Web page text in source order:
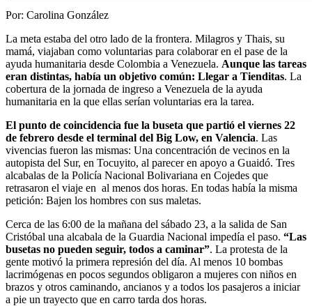
Por: Carolina González
La meta estaba del otro lado de la frontera. Milagros y Thais, su
mamá, viajaban como voluntarias para colaborar en el pase de la
ayuda humanitaria desde Colombia a Venezuela. Aunque las tareas
eran distintas, había un objetivo común: Llegar a Tienditas. La
cobertura de la jornada de ingreso a Venezuela de la ayuda
humanitaria en la que ellas serían voluntarias era la tarea.
El punto de coincidencia fue la buseta que partió el viernes 22
de febrero desde el terminal del Big Low, en Valencia. Las
vivencias fueron las mismas: Una concentración de vecinos en la
autopista del Sur, en Tocuyito, al parecer en apoyo a Guaidó. Tres
alcabalas de la Policía Nacional Bolivariana en Cojedes que
retrasaron el viaje en al menos dos horas. En todas había la misma
petición: Bajen los hombres con sus maletas.
Cerca de las 6:00 de la mañana del sábado 23, a la salida de San
Cristóbal una alcabala de la Guardia Nacional impedía el paso. “Las
busetas no pueden seguir, todos a caminar”. La protesta de la
gente motivó la primera represión del día. Al menos 10 bombas
lacrimógenas en pocos segundos obligaron a mujeres con niños en
brazos y otros caminando, ancianos y a todos los pasajeros a iniciar
a pie un trayecto que en carro tarda dos horas.